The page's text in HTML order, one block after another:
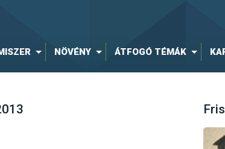
NÖVÉNY ÁTFOGÓ TÉMÁK